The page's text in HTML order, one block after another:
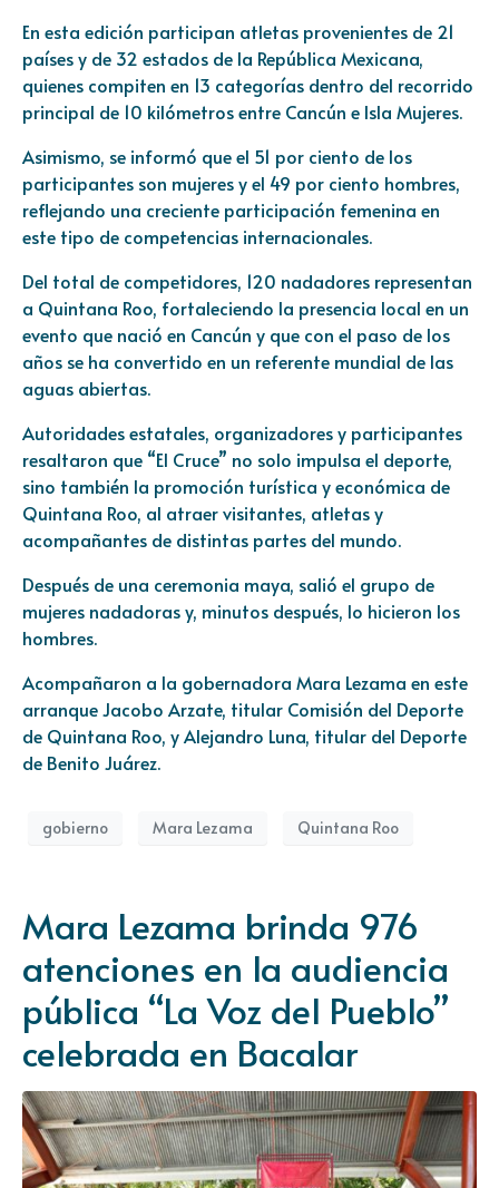
En esta edición participan atletas provenientes de 21
países y de 32 estados de la República Mexicana,
quienes compiten en 13 categorías dentro del recorrido
principal de 10 kilómetros entre Cancún e Isla Mujeres.
Asimismo, se informó que el 51 por ciento de los
participantes son mujeres y el 49 por ciento hombres,
reflejando una creciente participación femenina en
este tipo de competencias internacionales.
Del total de competidores, 120 nadadores representan
a Quintana Roo, fortaleciendo la presencia local en un
evento que nació en Cancún y que con el paso de los
años se ha convertido en un referente mundial de las
aguas abiertas.
Autoridades estatales, organizadores y participantes
resaltaron que “El Cruce” no solo impulsa el deporte,
sino también la promoción turística y económica de
Quintana Roo, al atraer visitantes, atletas y
acompañantes de distintas partes del mundo.
Después de una ceremonia maya, salió el grupo de
mujeres nadadoras y, minutos después, lo hicieron los
hombres.
Acompañaron a la gobernadora Mara Lezama en este
arranque Jacobo Arzate, titular Comisión del Deporte
de Quintana Roo, y Alejandro Luna, titular del Deporte
de Benito Juárez.
gobierno Mara Lezama Quintana Roo
Mara Lezama brinda 976
atenciones en la audiencia
pública “La Voz del Pueblo”
celebrada en Bacalar